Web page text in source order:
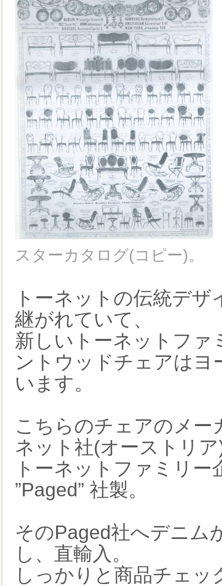
スターカタログ(コピー)。
トーネットの伝統デ
継がれていて、
新しいトーネットファ
ントウッドチェアは
います。
こちらのチェアのメー
ネット社(オーストリ
トーネットファミリ
”Paged” 社製。
そのPaged社へデニム
し、直輸入。
しっかりと商品チェ